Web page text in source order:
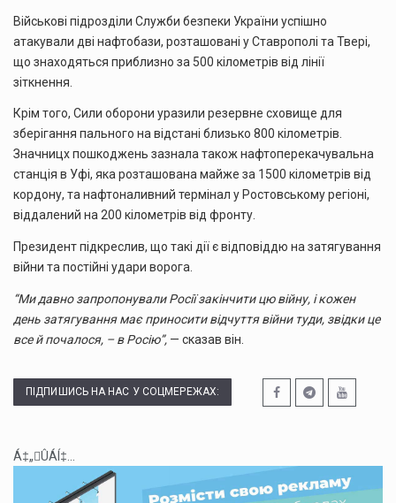
Військові підрозділи Служби безпеки України успішно
атакували дві нафтобази, розташовані у Ставрополі та Твері,
що знаходяться приблизно за 500 кілометрів від лінії
зіткнення.
Крім того, Сили оборони уразили резервне сховище для
зберігання пального на відстані близько 800 кілометрів.
Значницх пошкоджень зазнала також нафтоперекачувальна
станція в Уфі, яка розташована майже за 1500 кілометрів від
кордону, та нафтоналивний термінал у Ростовському регіоні,
віддалений на 200 кілометрів від фронту.
Президент підкреслив, що такі дії є відповіддю на затягування
війни та постійні удари ворога.
“Ми давно запропонували Росії закінчити цю війну, і кожен
день затягування має приносити відчуття війни туди, звідки це
все й почалося, – в Росію”, — сказав він.
ПІДПИШИСЬ НА НАС У СОЦМЕРЕЖАХ:
Á‡„ÛÁÍ‡...